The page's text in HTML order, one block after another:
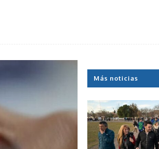
Más noticias